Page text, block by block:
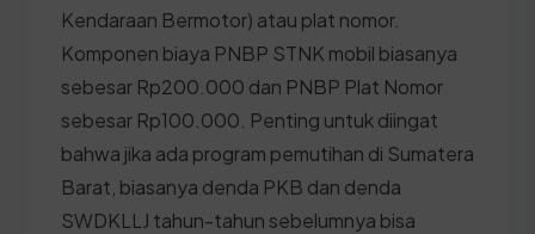
Kendaraan Bermotor) atau plat nomor.
Komponen biaya PNBP STNK mobil biasanya
sebesar Rp200.000 dan PNBP Plat Nomor
sebesar Rp100.000. Penting untuk diingat
bahwa jika ada program pemutihan di Sumatera
Barat, biasanya denda PKB dan denda
SWDKLLJ tahun-tahun sebelumnya bisa